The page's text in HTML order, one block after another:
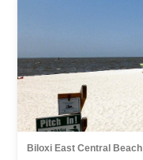
Biloxi East Central Beach